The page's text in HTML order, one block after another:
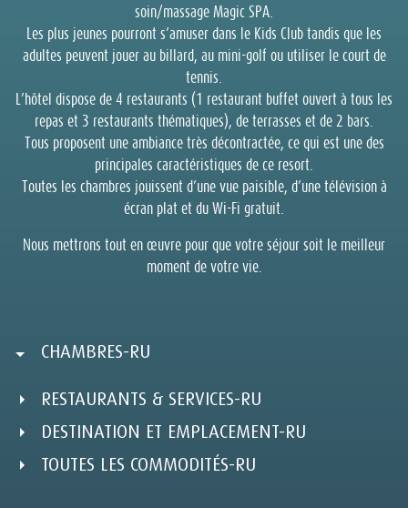
soin/massage Magic SPA.
Les plus jeunes pourront s’amuser dans le Kids Club tandis que les
adultes peuvent jouer au billard, au mini-golf ou utiliser le court de
tennis.
L’hôtel dispose de 4 restaurants (1 restaurant buffet ouvert à tous les
repas et 3 restaurants thématiques), de terrasses et de 2 bars.
Tous proposent une ambiance très décontractée, ce qui est une des
principales caractéristiques de ce resort.
Toutes les chambres jouissent d’une vue paisible, d’une télévision à
écran plat et du Wi-Fi gratuit.
Nous mettrons tout en œuvre pour que votre séjour soit le meilleur
moment de votre vie.
CHAMBRES-RU
RESTAURANTS & SERVICES-RU
DESTINATION ET EMPLACEMENT-RU
TOUTES LES COMMODITÉS-RU